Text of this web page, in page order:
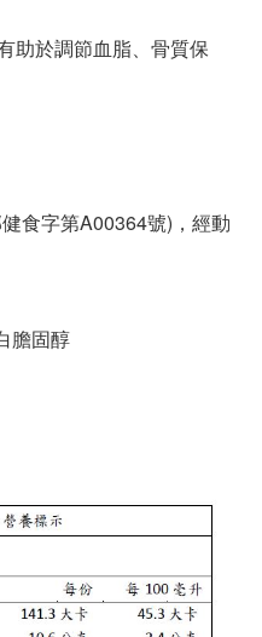
助於調節血脂、骨質保
食字第A00364號)，經動
膽固醇